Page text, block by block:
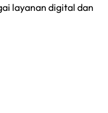
layanan digital dan